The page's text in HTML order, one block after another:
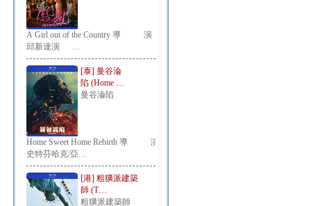
A Girl out of the Country 導 演：
邱新達演 …
[泰] 曼谷淪
陷 (Home …
曼谷淪陷
Home Sweet Home Rebirth 導 演：
史特芬哈克/亞…
[港] 粗獷派建築
師 (T…
粗獷派建築師